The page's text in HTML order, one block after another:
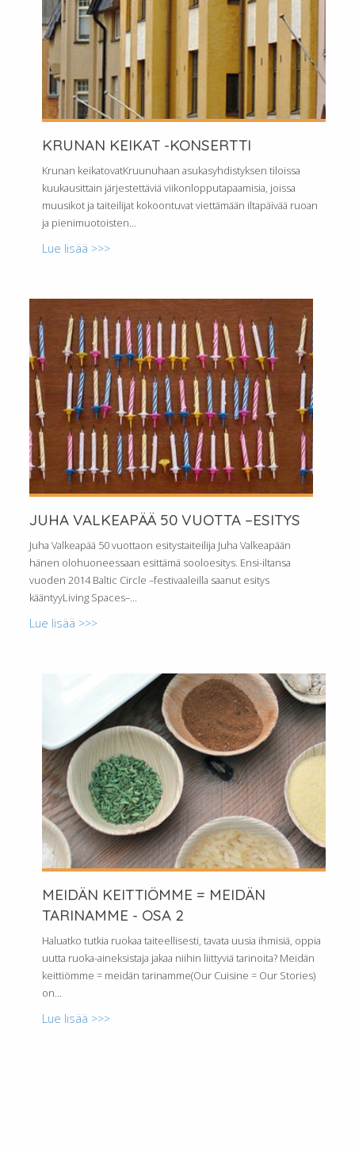
KRUNAN KEIKAT -KONSERTTI
Krunan keikatovatKruunuhaan asukasyhdistyksen tiloissa
kuukausittain järjestettäviä viikonlopputapaamisia, joissa
muusikot ja taiteilijat kokoontuvat viettämään iltapäivää ruoan
ja pienimuotoisten...
Lue lisää >>>
JUHA VALKEAPÄÄ 50 VUOTTA –ESITYS
Juha Valkeapää 50 vuottaon esitystaiteilija Juha Valkeapään
hänen olohuoneessaan esittämä sooloesitys. Ensi-iltansa
vuoden 2014 Baltic Circle –festivaaleilla saanut esitys
kääntyyLiving Spaces–...
Lue lisää >>>
MEIDÄN KEITTIÖMME = MEIDÄN
TARINAMME - OSA 2
Haluatko tutkia ruokaa taiteellisesti, tavata uusia ihmisiä, oppia
uutta ruoka-aineksistaja jakaa niihin liittyviä tarinoita? Meidän
keittiömme = meidän tarinamme(Our Cuisine = Our Stories)
on...
Lue lisää >>>